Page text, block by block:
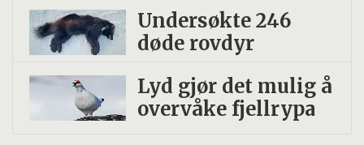
Undersøkte 246
døde rovdyr
Lyd gjør det mulig å
overvåke fjellrypa